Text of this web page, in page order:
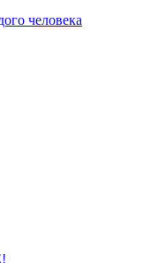
человека